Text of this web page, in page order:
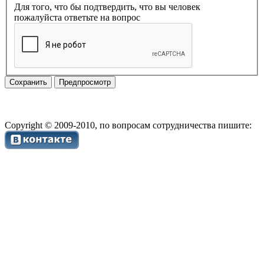
Для того, что бы подтвердить, что вы человек
пожалуйста ответьте на вопрос
Copyright © 2009-2010, по вопросам сотрудничества пишите: